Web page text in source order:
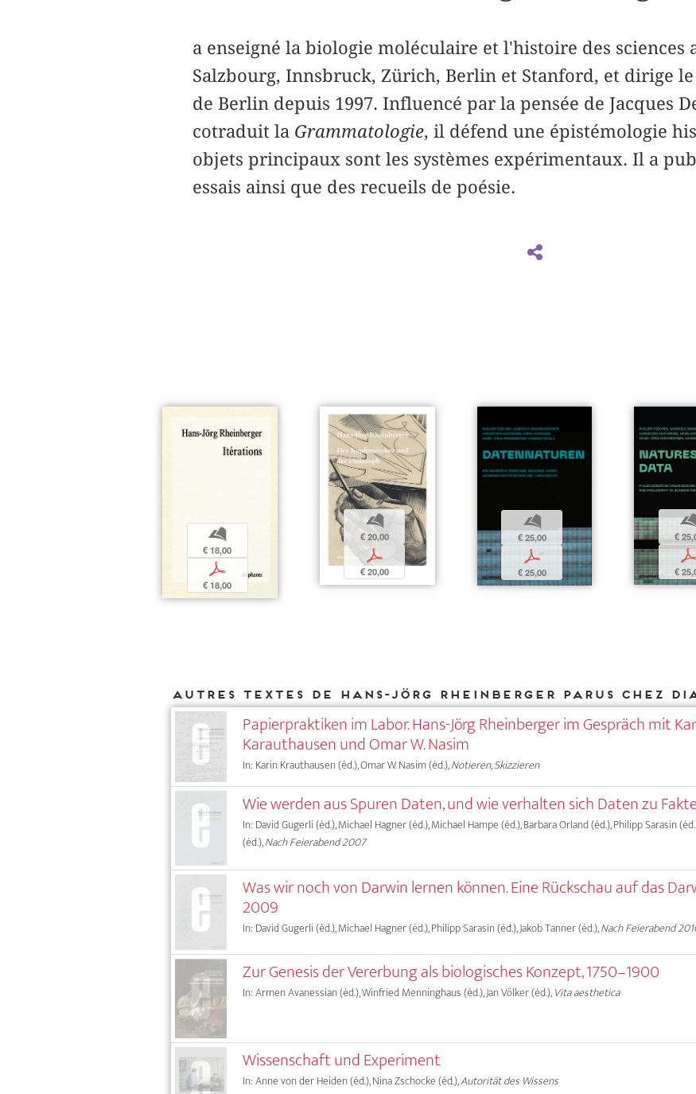
a enseigné la biologie moléculaire et l'histoire des sciences
Salzbourg, Innsbruck, Zürich, Berlin et Stanford, et dirige
de Berlin depuis 1997. Influencé par la pensée de Jacques
cotraduit la Grammatologie, il défend une épistémologie
objets principaux sont les systèmes expérimentaux. Il a
essais ainsi que des recueils de poésie.
b
€ 18,00
p
€ 18,00
b
€ 20,00
p
€ 20,00
b
€ 25,00
p
€ 25,00
€
p
€
Autres textes de Hans-Jörg Rheinberger parus chez
Papierpraktiken im Labor. Hans-Jörg Rheinberger im Gespräch mit
Karauthausen und Omar W. Nasim
In: Karin Krauthausen (éd.), Omar W. Nasim (éd.),Notieren, Skizzieren
Wie werden aus Spuren Daten, und wie verhalten sich Daten zu
In: David Gugerli (éd.), Michael Hagner (éd.), Michael Hampe (éd.), Barbara Orland (éd.), Philipp Sarasin
(éd.),Nach Feierabend 2007
Was wir noch von Darwin lernen können. Eine Rückschau auf das
2009
In: David Gugerli (éd.), Michael Hagner (éd.), Philipp Sarasin (éd.), Jakob Tanner (éd.),Nach Feierabend
Zur Genesis der Vererbung als biologisches Konzept, 1750–1900
In: Armen Avanessian (éd.), Winfried Menninghaus (éd.), Jan Völker (éd.),Vita aesthetica
Wissenschaft und Experiment
In: Anne von der Heiden (éd.), Nina Zschocke (éd.),Autorität des Wissens